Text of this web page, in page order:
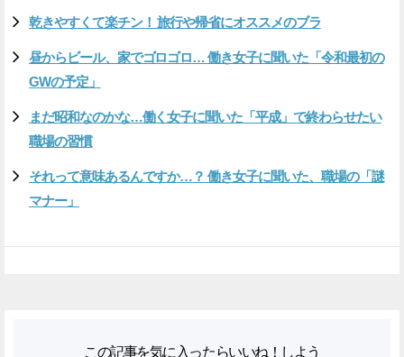
乾きやすくて楽チン！ 旅行や帰省にオススメのブラ
昼からビール、家でゴロゴロ… 働き女子に聞いた「令和最初の
GWの予定」
まだ昭和なのかな…働く女子に聞いた「平成」で終わらせたい
職場の習慣
それって意味あるんですか…？ 働き女子に聞いた、職場の「謎
マナー」
この記事を気に入ったらいいね！しよう